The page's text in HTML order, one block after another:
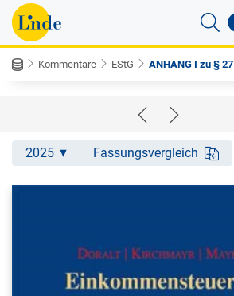
Kommentare EStG ANHANG I zu § 27
2025 Fassungsvergleich